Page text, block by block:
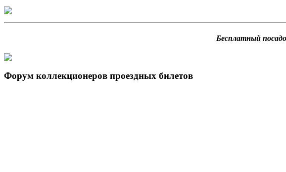
Бесплатный
Форум коллекционеров проездных билетов